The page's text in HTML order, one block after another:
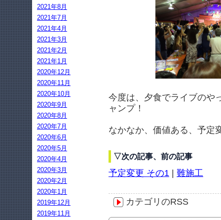
今度は、夕食でライブのや
ャンプ！
なかなか、価値ある、予定
▽次の記事、前の記事
予定変更 その1 難施工
カテゴリのRSS
2021年8月
2021年7月
2021年4月
2021年3月
2021年2月
2021年1月
2020年12月
2020年11月
2020年10月
2020年9月
2020年8月
2020年7月
2020年6月
2020年5月
2020年4月
2020年3月
2020年2月
2020年1月
2019年12月
2019年11月